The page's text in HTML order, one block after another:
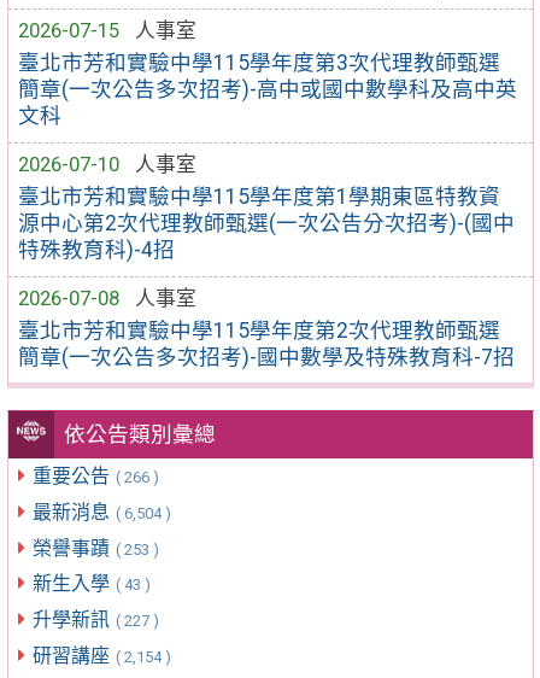
2026-07-15
人事室
臺北市芳和實驗中學115學年度第3次代理教師甄選
簡章(一次公告多次招考)-高中或國中數學科及高中英
文科
2026-07-10
人事室
臺北市芳和實驗中學115學年度第1學期東區特教資
源中心第2次代理教師甄選(一次公告分次招考)-(國中
特殊教育科)-4招
2026-07-08
人事室
臺北市芳和實驗中學115學年度第2次代理教師甄選
簡章(一次公告多次招考)-國中數學及特殊教育科-7招
依公告類別彙總
重要公告 ( 266 )
最新消息 ( 6,504 )
榮譽事蹟 ( 253 )
新生入學 ( 43 )
升學新訊 ( 227 )
研習講座 ( 2,154 )